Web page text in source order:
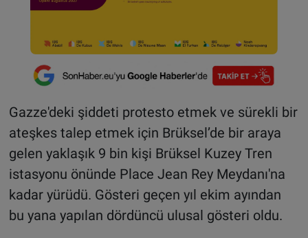
Gazze'deki şiddeti protesto etmek ve sürekli bir
ateşkes talep etmek için Brüksel’de bir araya
gelen yaklaşık 9 bin kişi Brüksel Kuzey Tren
istasyonu önünde Place Jean Rey Meydanı'na
kadar yürüdü. Gösteri geçen yıl ekim ayından
bu yana yapılan dördüncü ulusal gösteri oldu.